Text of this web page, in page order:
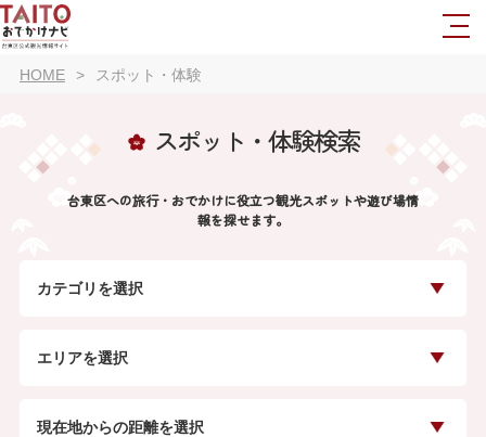
HOME スポット・体験
スポット・体験検索
台東区への旅行・おでかけに役立つ観光スポットや遊び場情
報を探せます。
カテゴリを選択
エリアを選択
現在地からの距離を選択